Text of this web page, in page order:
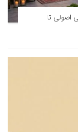
اصولی تا